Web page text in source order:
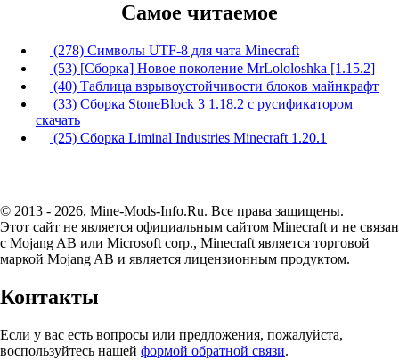
Самое читаемое
(278) Символы UTF-8 для чата Minecraft
(53) [Сборка] Новое поколение MrLololoshka [1.15.2]
(40) Таблица взрывоустойчивости блоков майнкрафт
(33) Сборка StoneBlock 3 1.18.2 с русификатором
скачать
(25) Сборка Liminal Industries Minecraft 1.20.1
© 2013 - 2026, Mine-Mods-Info.Ru. Все права защищены.
Этот сайт не является официальным сайтом Minecraft и не связан
с Mojang AB или Microsoft corp., Minecraft является торговой
маркой Mojang AB и является лицензионным продуктом.
Контакты
Если у вас есть вопросы или предложения, пожалуйста,
воспользуйтесь нашей формой обратной связи.